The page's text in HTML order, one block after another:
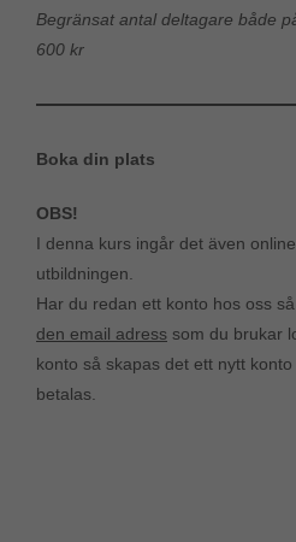
Begränsat antal deltagare både
600 kr
Boka din plats
OBS!
I denna kurs ingår det även
utbildningen.
Har du redan ett konto hos oss
den email adress som du brukar
konto så skapas det ett nytt
betalas.